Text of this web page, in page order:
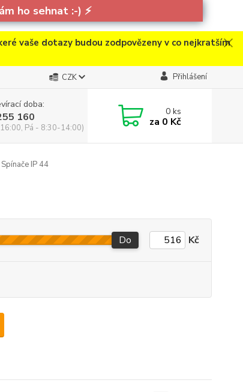
ho sehnat :-) ⚡
vaše dotazy budou zodpovězeny v co nejkratším
CZK Přihlášení
doba:
160
Pá - 8:30-14:00)
0ks
za 0 Kč
Spínače IP 44
Do Kč